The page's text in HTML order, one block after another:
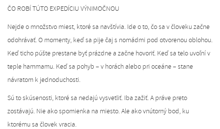
ČO ROBÍ TÚTO EXPEDÍCIU VÝNIMOČNOU
Nejde o množstvo miest, ktoré sa navštívia. Ide o to, čo sa v človeku začne
odohrávať. O momenty, keď sa pije čaj s nomádmi pod otvorenou oblohou.
Keď ticho púšte prestane byť prázdne a začne hovoriť. Keď sa telo uvoľní v
teple hammamu. Keď sa pohyb – v horách alebo pri oceáne – stane
návratom k jednoduchosti.
Sú to skúsenosti, ktoré sa nedajú vysvetliť. Iba zažiť. A práve preto
zostávajú. Nie ako spomienka na miesto. Ale ako vnútorný bod, ku
ktorému sa človek vracia.